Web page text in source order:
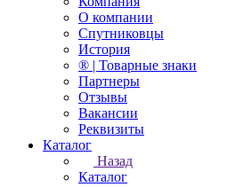
О компании
Спутниковцы
История
® | Товарные знаки
Партнеры
Отзывы
Вакансии
Реквизиты
Каталог
Назад
Каталог